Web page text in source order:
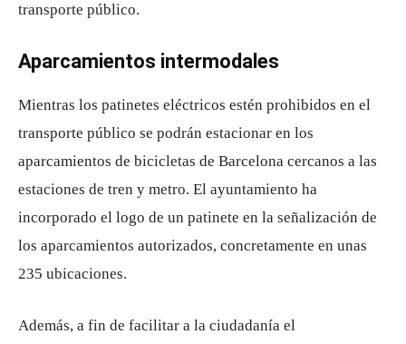
transporte público.
Aparcamientos intermodales
Mientras los patinetes eléctricos estén prohibidos en el
transporte público se podrán estacionar en los
aparcamientos de bicicletas de Barcelona cercanos a las
estaciones de tren y metro. El ayuntamiento ha
incorporado el logo de un patinete en la señalización de
los aparcamientos autorizados, concretamente en unas
235 ubicaciones.
Además, a fin de facilitar a la ciudadanía el